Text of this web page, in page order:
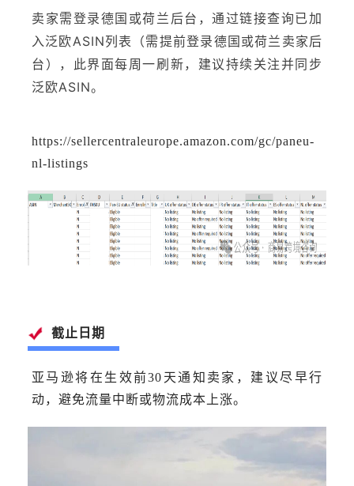
卖家需登录德国或荷兰后台，通过链接查询已加
入泛欧ASIN列表（需提前登录德国或荷兰卖家后
台），此界面每周一刷新，建议持续关注并同步
泛欧ASIN。
https://sellercentraleurope.amazon.com/gc/paneu-
nl-listings
截止日期
亚马逊将在生效前30天通知卖家，建议尽早行
动，避免流量中断或物流成本上涨。